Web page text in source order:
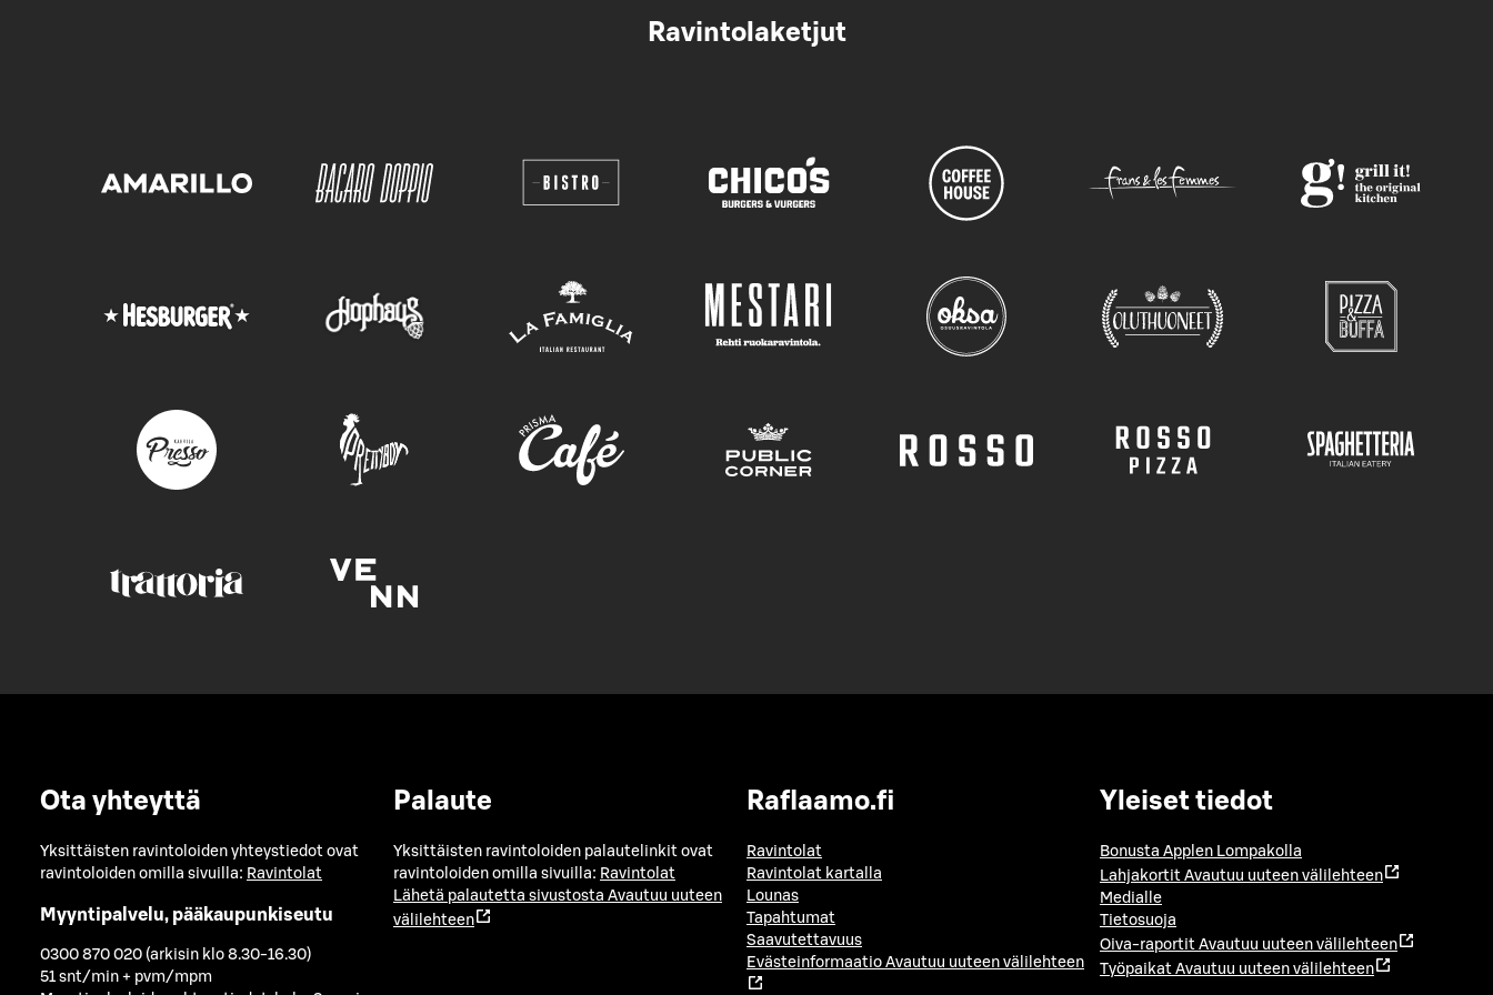
Ravintolaketjut
Ota yhteyttä
Yksittäisten ravintoloiden yhteystiedot ovat
ravintoloiden omilla sivuilla: Ravintolat
Myyntipalvelu, pääkaupunkiseutu
0300 870 020 (arkisin klo 8.30-16.30)
51 snt/min + pvm/mpm
Palaute
Yksittäisten ravintoloiden palautelinkit ovat
ravintoloiden omilla sivuilla: Ravintolat
Lähetä palautetta sivustosta Avautuu uuteen
välilehteen
Raflaamo.fi
Ravintolat
Ravintolat kartalla
Lounas
Tapahtumat
Saavutettavuus
Evästeinformaatio Avautuu uuteen välilehteen
Yleiset tiedot
Bonusta Applen Lompakolla
Lahjakortit Avautuu uuteen välilehteen
Medialle
Tietosuoja
Oiva-raportit Avautuu uuteen välilehteen
Työpaikat Avautuu uuteen välilehteen